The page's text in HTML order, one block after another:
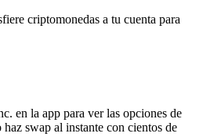
criptomonedas a tu cuenta para
en la app para ver las opciones de
swap al instante con cientos de